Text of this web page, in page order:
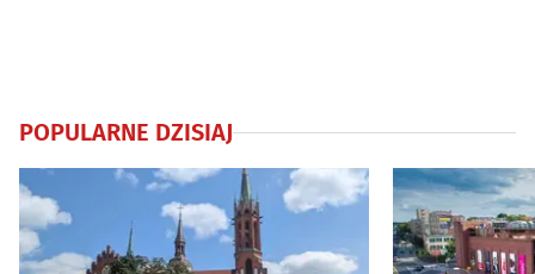
POPULARNE DZISIAJ